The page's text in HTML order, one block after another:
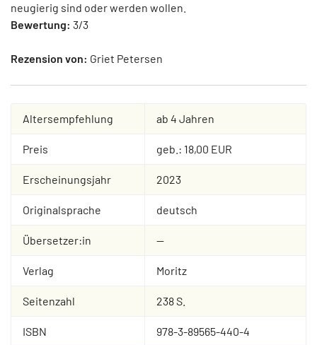
neugierig sind oder werden wollen.
Bewertung: 3/3
Rezension von: Griet Petersen
Altersempfehlung ab 4 Jahren
Preis geb.: 18,00 EUR
Erscheinungsjahr 2023
Originalsprache deutsch
Übersetzer:in --
Verlag Moritz
Seitenzahl 238 S.
ISBN 978-3-89565-440-4